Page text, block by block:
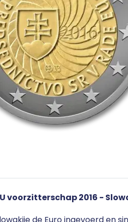
voorzitterschap 2016 -
de Euro ingevoerd en